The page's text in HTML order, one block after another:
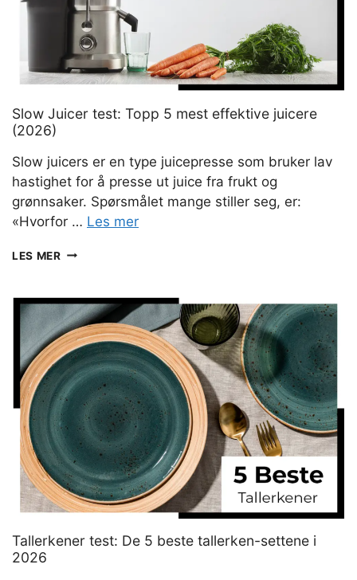
Slow Juicer test: Topp 5 mest effektive juicere
(2026)
Slow juicers er en type juicepresse som bruker lav
hastighet for å presse ut juice fra frukt og
grønnsaker. Spørsmålet mange stiller seg, er:
«Hvorfor … Les mer
LES MERSLOW
TOPP
5
MEST
EFFEKTIVE
JUICERE
(2026)
Tallerkener test: De 5 beste tallerken-settene i
2026